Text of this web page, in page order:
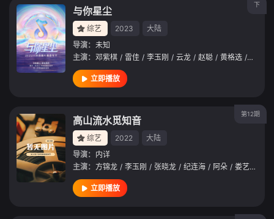
下
与你星尘
综艺 2023
大陆
导演： 未知
主演： 邓紫棋 / 雷佳 / 李玉刚 / 云龙 / 赵聪 / 黄格选 / 王凯
立即播放
第12期
高山流水觅知音
综艺 2022
大陆
导演： 内详
主演： 方锦龙 / 李玉刚 / 张晓龙 / 纪连海 / 阿朵 / 娄艺潇
立即播放